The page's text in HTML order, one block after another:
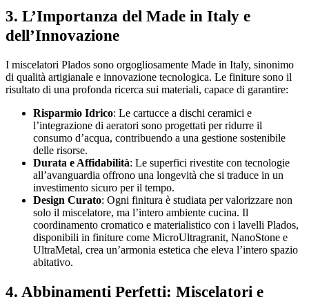
3. L’Importanza del Made in Italy e
dell’Innovazione
I miscelatori Plados sono orgogliosamente Made in Italy, sinonimo
di qualità artigianale e innovazione tecnologica. Le finiture sono il
risultato di una profonda ricerca sui materiali, capace di garantire:
Risparmio Idrico: Le cartucce a dischi ceramici e
l’integrazione di aeratori sono progettati per ridurre il
consumo d’acqua, contribuendo a una gestione sostenibile
delle risorse.
Durata e Affidabilità: Le superfici rivestite con tecnologie
all’avanguardia offrono una longevità che si traduce in un
investimento sicuro per il tempo.
Design Curato: Ogni finitura è studiata per valorizzare non
solo il miscelatore, ma l’intero ambiente cucina. Il
coordinamento cromatico e materialistico con i lavelli Plados,
disponibili in finiture come MicroUltragranit, NanoStone e
UltraMetal, crea un’armonia estetica che eleva l’intero spazio
abitativo.
4. Abbinamenti Perfetti: Miscelatori e